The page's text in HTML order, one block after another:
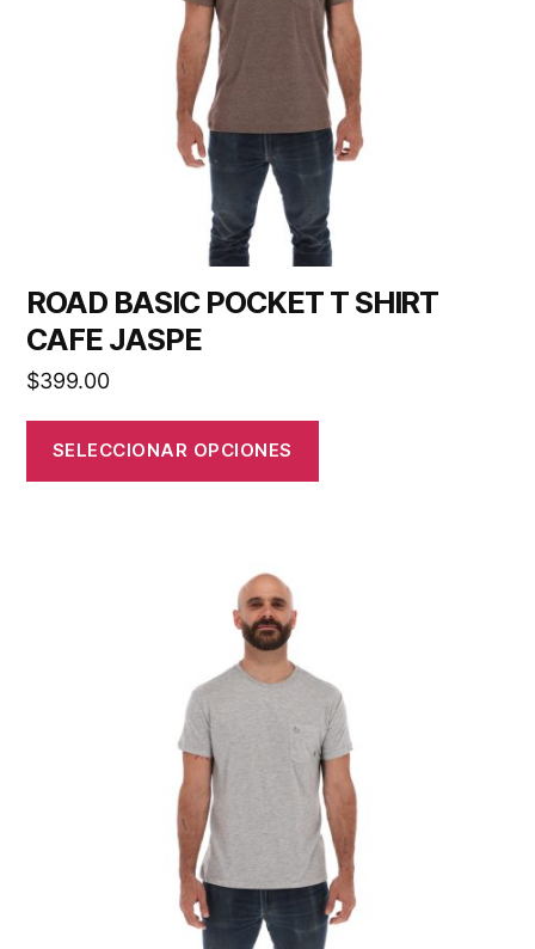
ROAD BASIC POCKET T SHIRT
CAFE JASPE
$399.00
SELECCIONAR OPCIONES